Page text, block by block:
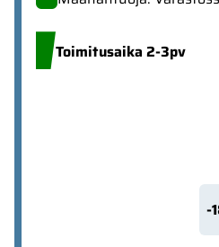
Toimitusaika 2-3pv
-